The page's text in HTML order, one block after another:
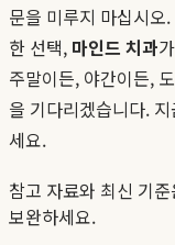
문을 미루지 마십시오
한 선택, 마인드 치과
주말이든, 야간이든,
을 기다리겠습니다.
세요.
참고 자료와 최신 기준
보완하세요.